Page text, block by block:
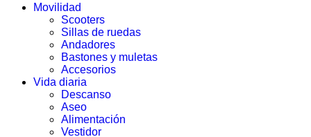
Movilidad
Scooters
Sillas de ruedas
Andadores
Bastones y muletas
Accesorios
Vida diaria
Descanso
Aseo
Alimentación
Vestidor